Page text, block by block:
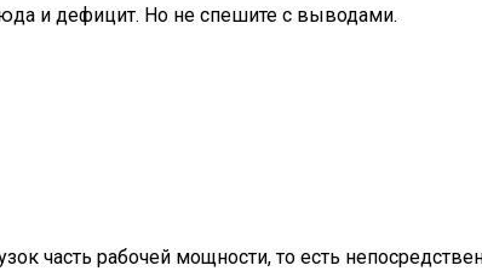
и дефицит. Но не спешите с выводами.
часть рабочей мощности, то есть